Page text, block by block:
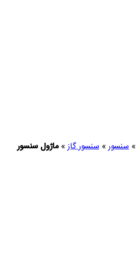
» سنسور» سنسور گاز»ماژول سنسور